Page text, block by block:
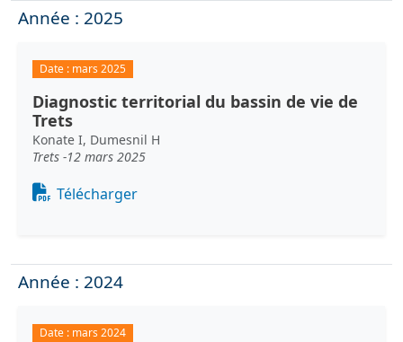
Année : 2025
Date : mars 2025
Diagnostic territorial du bassin de vie de
Trets
Konate I, Dumesnil H
Trets -12 mars 2025
Document
Télécharger
Année : 2024
Date : mars 2024